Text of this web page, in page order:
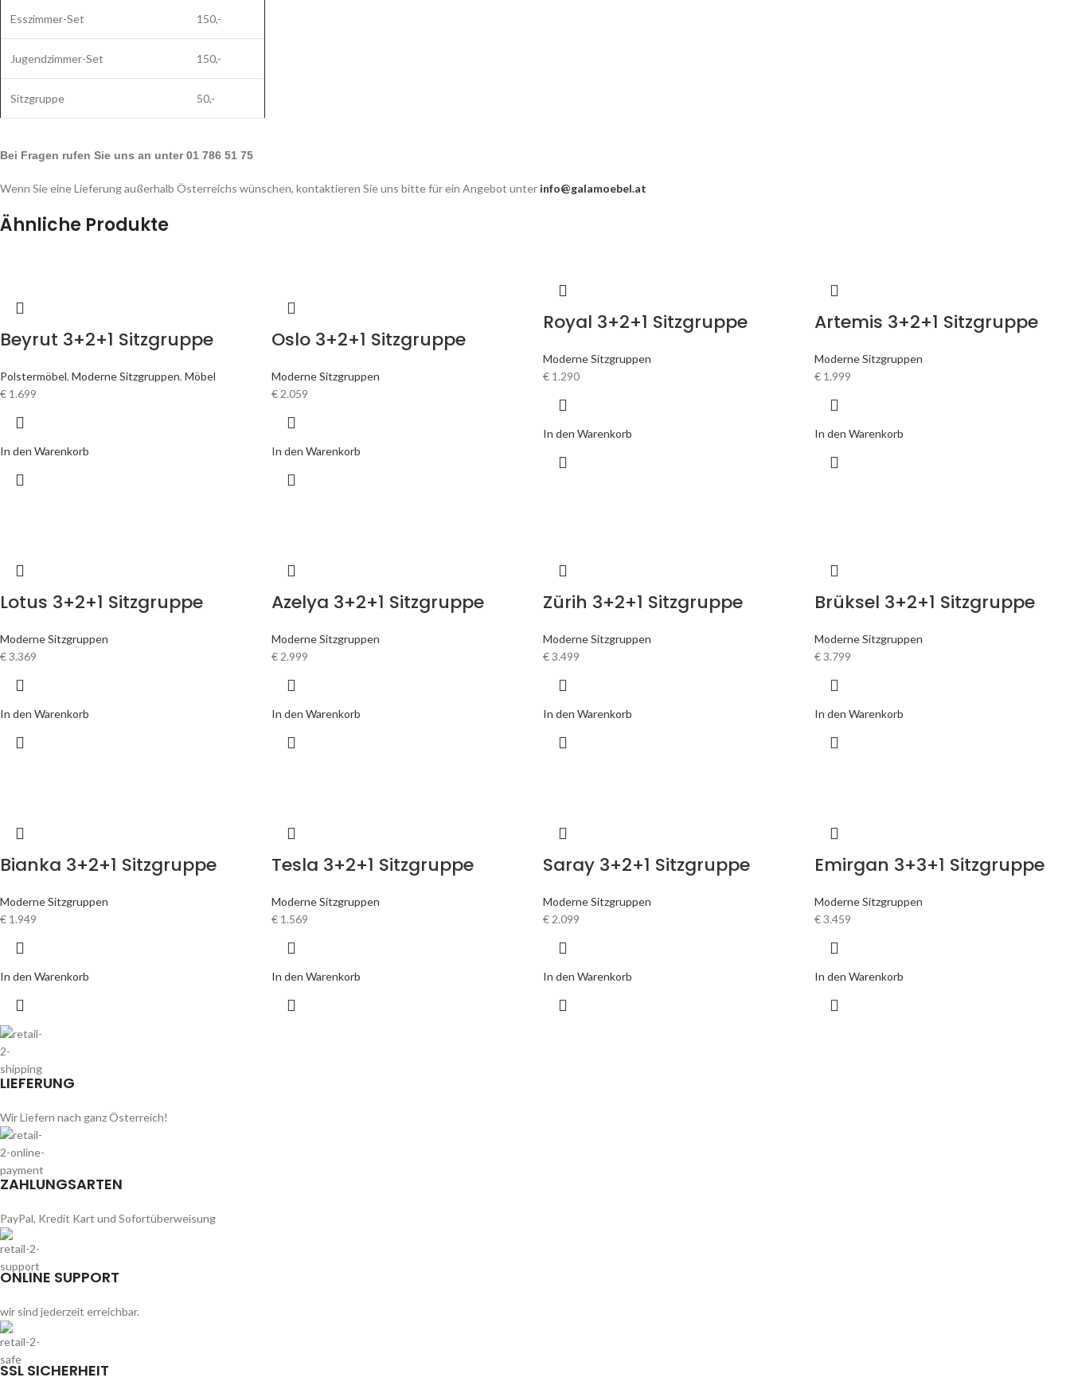
Esszimmer-Set 150,-
Jugendzimmer-Set 150,-
Sitzgruppe 50,-
Bei Fragen rufen Sie uns an unter 01 786 51 75
Wenn Sie eine Lieferung außerhalb Österreichs wünschen, kontaktieren Sie uns bitte für ein Angebot unter info@galamoebel.at
Ähnliche Produkte
Beyrut 3+2+1 Sitzgruppe
Polstermöbel, Moderne Sitzgruppen, Möbel
€ 1.699
In den Warenkorb
Oslo 3+2+1 Sitzgruppe
Moderne Sitzgruppen
€ 2.059
In den Warenkorb
Royal 3+2+1 Sitzgruppe
Moderne Sitzgruppen
€ 1.290
In den Warenkorb
Artemis 3+2+1 Sitzgruppe
Moderne Sitzgruppen
€ 1.999
In den Warenkorb
Lotus 3+2+1 Sitzgruppe
Moderne Sitzgruppen
€3.369
In den Warenkorb
Azelya 3+2+1 Sitzgruppe
Moderne Sitzgruppen
€ 2.999
In den Warenkorb
Zürih 3+2+1 Sitzgruppe
Moderne Sitzgruppen
€3.499
In den Warenkorb
Brüksel 3+2+1 Sitzgruppe
Moderne Sitzgruppen
€3.799
In den Warenkorb
Bianka 3+2+1 Sitzgruppe
Moderne Sitzgruppen
€ 1.949
In den Warenkorb
Tesla 3+2+1 Sitzgruppe
Moderne Sitzgruppen
€ 1.569
In den Warenkorb
Saray 3+2+1 Sitzgruppe
Moderne Sitzgruppen
€ 2.099
In den Warenkorb
Emirgan 3+3+1 Sitzgruppe
Moderne Sitzgruppen
€3.459
In den Warenkorb
LIEFERUNG
Wir Liefern nach ganz Österreich!
ZAHLUNGSARTEN
PayPal, Kredit Kart und Sofortüberweisung
ONLINE SUPPORT
wir sind jederzeit erreichbar.
SSL SICHERHEIT